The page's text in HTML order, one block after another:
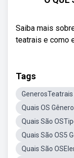
Saiba mais
teatrais e como
Tags
GenerosTeatrais
Quais OS
Quais São
Quais São OS5
Quais São